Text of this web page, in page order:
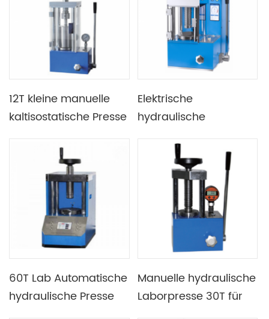
12T kleine manuelle
kaltisostatische Presse
Pressmaschine
Elektrische
hydraulische
Tonnen für kleine
Volumina
60T Lab Automatische
hydraulische Presse
Manuelle hydraulische
Laborpresse 30T für